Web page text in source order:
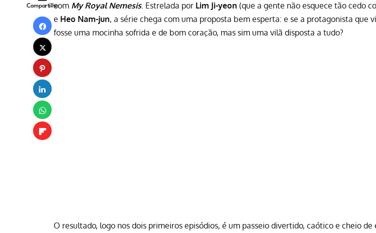
Compartilhecom My Royal Nemesis. Estrelada por Lim Ji-yeon (que a gente não esquece tão cedo
e Heo Nam-jun, a série chega com uma proposta bem esperta: e se a protagonista que
fosse uma mocinha sofrida e de bom coração, mas sim uma vilã disposta a tudo?
O resultado, logo nos dois primeiros episódios, é um passeio divertido, caótico e cheio